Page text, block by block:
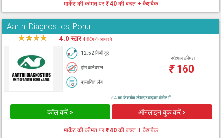
मार्केट की कीमत पर₹ 40 की बचत + कैशबैक
Aarthi Diagnostics, Porur
★★★★ 4.0 स्टार4 रेटिंग के आधार पे
12.52 किमी दूर
होम कलेक्शन
प्रमाणित लैब
स्पेशल कीमत
₹160
₹ 4 का कैशबैक लैब्सएडवाइजर वॉलेट में
कॉल करें > ऑनलाइन बुक करें >
मार्केट की कीमत पर₹ 40 की बचत + कैशबैक